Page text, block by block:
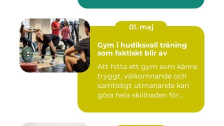
01. maj
Gym i hudiksvall träning
som faktiskt blir av
Att hitta ett gym som känns
tryggt, välkomnande och
samtidigt utmanande kan
göra hela skillnaden för...